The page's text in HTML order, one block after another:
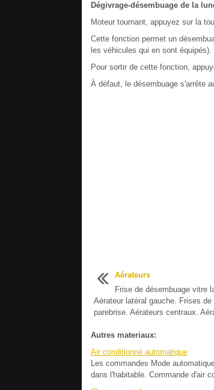
Dégivrage-désembuage de la
Moteur tournant, appuyez sur la
Cette fonction permet un
les véhicules qui en sont équipés).
Pour sortir de cette fonction,
À défaut, le désembuage s'arrête
Aérateurs
Frise de désembuage vitre
Aérateur latéral gauche. Frises de
parebrise. Aérateurs centraux.
Autres materiaux:
Air conditionné automatique
Les commandes Mode
dans l'habitable. Commande d'air